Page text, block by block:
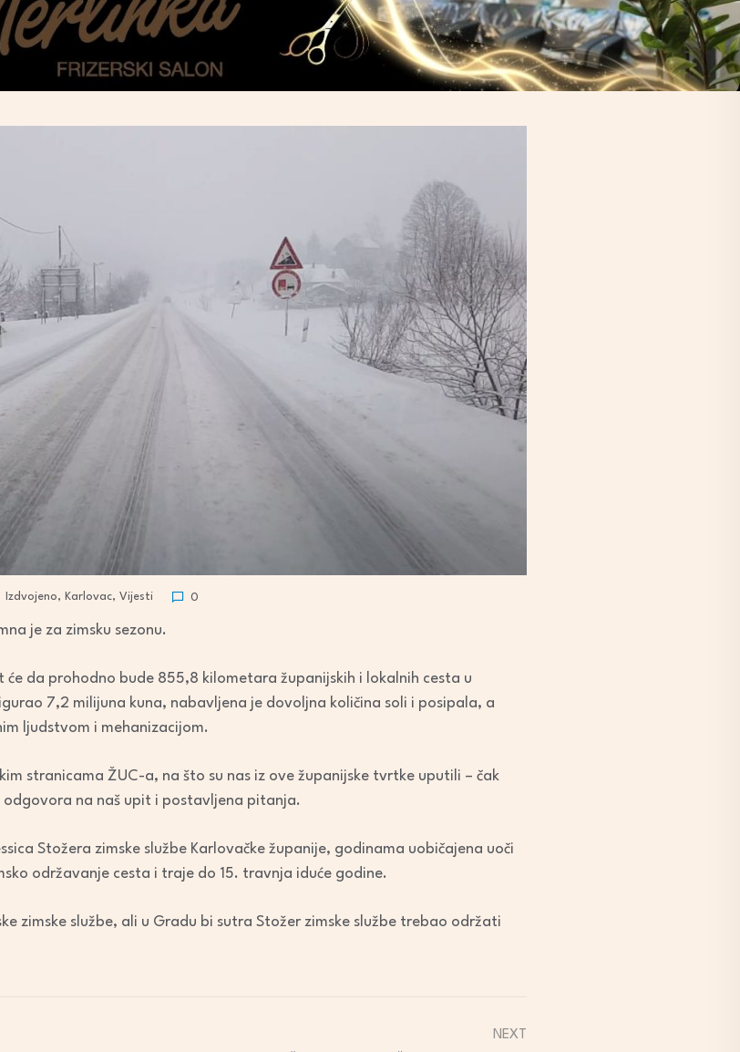
Izdvojeno, Karlovac, Vijesti 0
je za zimsku sezonu.
da prohodno bude 855,8 kilometara županijskih i lokalnih cesta u
7,2 milijuna kuna, nabavljena je dovoljna količina soli i posipala, a
ljudstvom i mehanizacijom.
stranicama ŽUC-a, na što su nas iz ove županijske tvrtke uputili – čak
odgovora na naš upit i postavljena pitanja.
Stožera zimske službe Karlovačke županije, godinama uobičajena uoči
održavanje cesta i traje do 15. travnja iduće godine.
zimske službe, ali u Gradu bi sutra Stožer zimske službe trebao održati
NEXT